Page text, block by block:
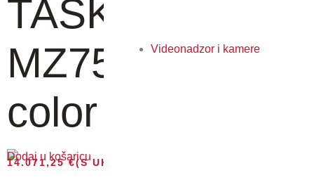
Videonadzor i kamere
TASKalfa
MZ7500ci - A3
color MFP, 75...
14.071,25€(S UKLJUČENIM PDV-OM)
Dodaj u košaricu